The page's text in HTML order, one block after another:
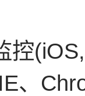
控
、